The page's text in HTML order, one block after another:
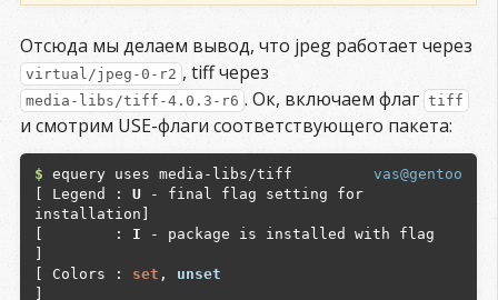
- - rtsp : Enables real audio and
- - run-as-root : Allows vlc to start for
root. Don't enable this unless you have a very
specific (e.g. embedded) need for it!
- - samba : Add support for SAMBA
(Windows File and Printer sharing)
- - schroedinger : Enable Dirac video
support (an advanced royalty-free video
compression format) via libschroedinger (high-
speed implementation in C of the Dirac codec).
sdl : Add support for Simple
Direct Layer (media library)
- - sdl-image
decoder (depends on sdl)
Отсюда мы делаем вывод, что jpeg работает через
virtual/jpeg-0-r2 , tiff через
media-libs/tiff-4.0.3-r6 . Ок, включаем флаг tiff
и смотрим USE-флаги соответствующего пакета:
vas@gentoo
$ equery uses media-libs/tiff
[ Legend : U - final flag setting for
installation]
[        : I - package is installed with flag
[ Colors : set , unset